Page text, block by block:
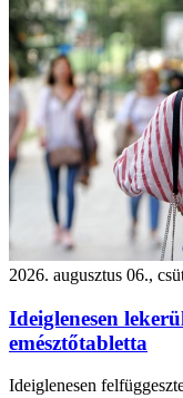
2026. augusztus 06.,
Ideiglenesen
emésztőtabletta
Ideiglenesen